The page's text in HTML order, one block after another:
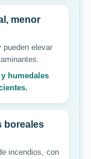
menor
pueden elevar
humedales
boreales
incendios, con